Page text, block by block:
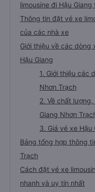
limousine đi Hậu
Thông tin đặt vé xe
của các nhà xe
Giới thiệu về các dòng
Hậu Giang
1. Giới thiệu các
Nhơn Trạch
2. Về chất
Giang Nhơn
3. Giá vé xe Hậu
Bảng tổng hợp thông
Trạch
Cách đặt vé xe
nhanh và uy tín nhất